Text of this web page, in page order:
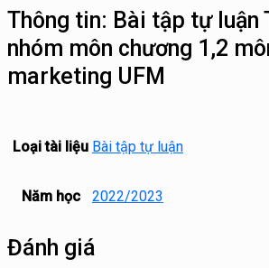
Thông tin: Bài tập tự luận
nhóm môn chương 1,2
marketing UFM
Loại tài liệu Bài tập tự luận
Năm học 2022/2023
Đánh giá